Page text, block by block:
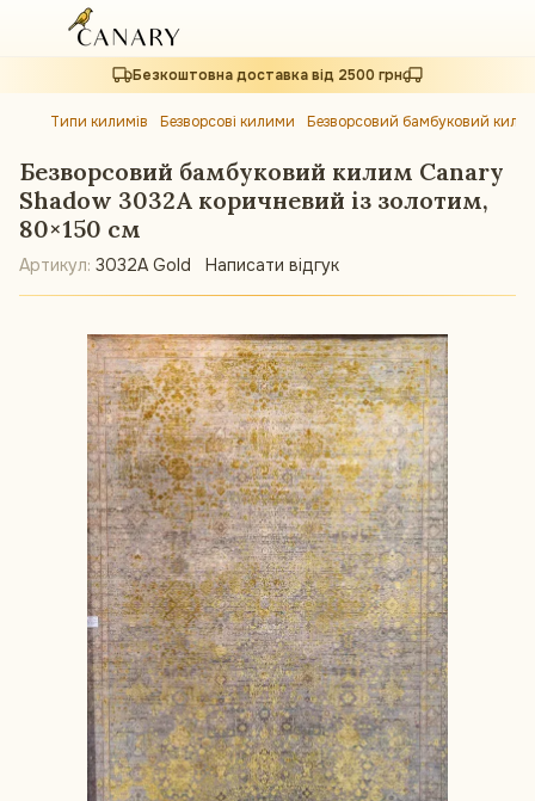
Безкоштовна доставка від 2500 грн
Типи килимів Безворсові килими Безворсовий бамбуковий
Безворсовий бамбуковий килим Canary
Shadow 3032A коричневий із золотим,
80×150 см
Артикул: 3032A Gold Написати відгук